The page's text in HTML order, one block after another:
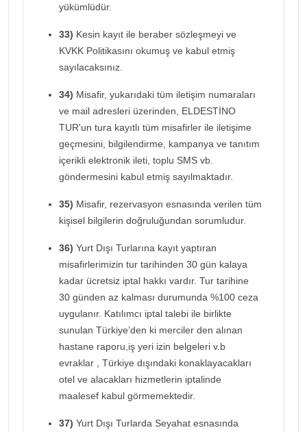
yükümlüdür.
33) Kesin kayıt ile beraber sözleşmeyi ve
KVKK Politikasını okumuş ve kabul etmiş
sayılacaksınız.
34) Misafir, yukarıdaki tüm iletişim numaraları
ve mail adresleri üzerinden, ELDESTİNO
TUR'un tura kayıtlı tüm misafirler ile iletişime
geçmesini, bilgilendirme, kampanya ve tanıtım
içerikli elektronik ileti, toplu SMS vb.
göndermesini kabul etmiş sayılmaktadır.
35) Misafir, rezervasyon esnasında verilen tüm
kişisel bilgilerin doğruluğundan sorumludur.
36) Yurt Dışı Turlarına kayıt yaptıran
misafirlerimizin tur tarihinden 30 gün kalaya
kadar ücretsiz iptal hakkı vardır. Tur tarihine
30 günden az kalması durumunda %100 ceza
uygulanır. Katılımcı iptal talebi ile birlikte
sunulan Türkiye’den ki merciler den alınan
hastane raporu,iş yeri izin belgeleri v.b
evraklar , Türkiye dışındaki konaklayacakları
otel ve alacakları hizmetlerin iptalinde
maalesef kabul görmemektedir.
37) Yurt Dışı Turlarda Seyahat esnasında